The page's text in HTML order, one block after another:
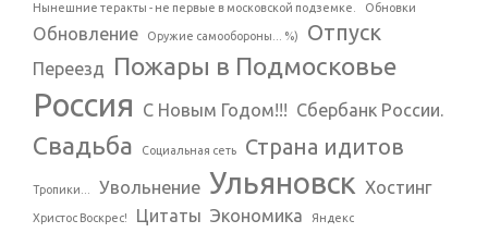
Нынешние теракты - не первые в московской подземке. Обновки
Обновление Оружие самообороны... %) Отпуск
Переезд Пожары в Подмосковье
Россия С Новым Годом!!! Сбербанк России.
Свадьба Социальная сеть Страна идитов
Тропики... Увольнение Ульяновск Хостинг
Христос Воскрес! Цитаты Экономика Яндекс